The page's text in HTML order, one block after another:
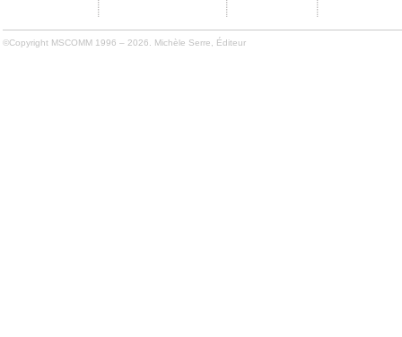
©Copyright MSCOMM 1996 – 2026. Michèle Serre, Éditeur